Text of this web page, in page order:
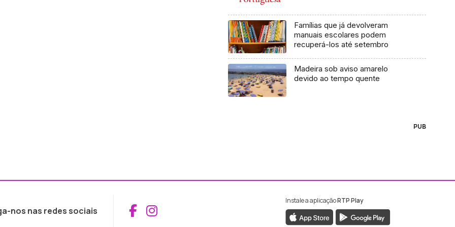
Famílias que já devolveram
manuais escolares podem
recuperá-los até setembro
Madeira sob aviso amarelo
devido ao tempo quente
PUB
nos nas redes sociais Aceder ao Facebook da RTP Madeira
Aceder ao Instagram da RTP Madeira
Instale a aplicaçãoRTP Play